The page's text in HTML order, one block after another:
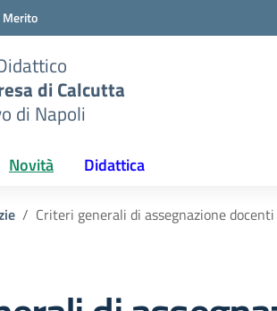
di Calcutta
di Napoli
Novità Didattica
Criteri generali di assegnazione